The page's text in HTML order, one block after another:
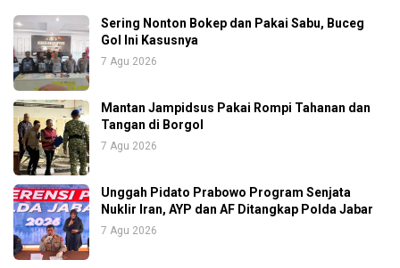
Sering Nonton Bokep dan Pakai Sabu, Buceg
Gol Ini Kasusnya
7 Agu 2026
Mantan Jampidsus Pakai Rompi Tahanan dan
Tangan di Borgol
7 Agu 2026
Unggah Pidato Prabowo Program Senjata
Nuklir Iran, AYP dan AF Ditangkap Polda Jabar
7 Agu 2026